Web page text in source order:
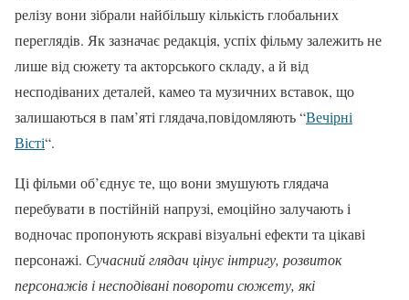
релізу вони зібрали найбільшу кількість глобальних
переглядів. Як зазначає редакція, успіх фільму залежить не
лише від сюжету та акторського складу, а й від
несподіваних деталей, камео та музичних вставок, що
залишаються в пам’яті глядача,повідомляють “Вечірні
Вісті“.
Ці фільми об’єднує те, що вони змушують глядача
перебувати в постійній напрузі, емоційно залучають і
водночас пропонують яскраві візуальні ефекти та цікаві
персонажі. Сучасний глядач цінує інтригу, розвиток
персонажів і несподівані повороти сюжету, які